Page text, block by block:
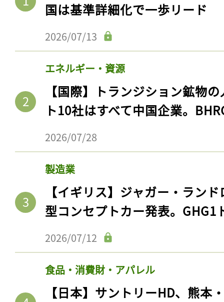
国は基準詳細化で一歩リード
2026/07/13
エネルギー・資源
【国際】トランジション鉱物
ト10社はすべて中国企業。
2026/07/28
製造業
【イギリス】ジャガー・ラン
型コンセプトカー発表。GHG1
2026/07/12
食品・消費財・アパレル
【日本】サントリーHD、熊本